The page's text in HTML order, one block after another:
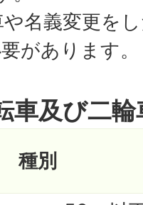
名義変更を
があります。
車及び二輪
種別